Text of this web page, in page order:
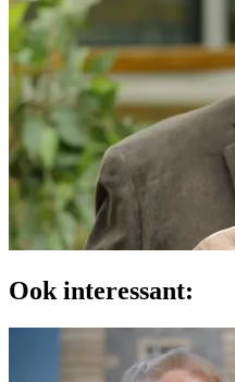
Ook interessant: